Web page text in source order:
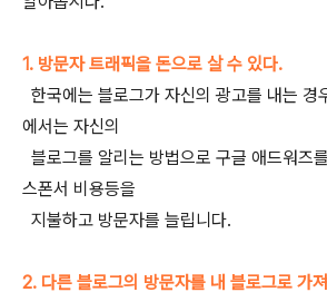
1. 방문자 트래픽을 돈으로 살 수 있다.
한국에는 블로그가 자신의 광고를 내는 경
에서는 자신의
블로그를 알리는 방법으로 구글 애드워즈
스폰서 비용등을
지불하고 방문자를 늘립니다.
2. 다른 블로그의 방문자를 내 블로그로 가